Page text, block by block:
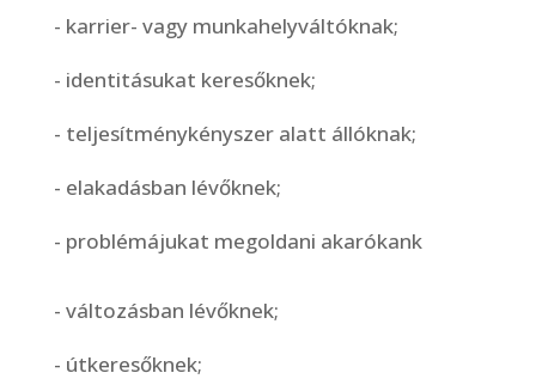
- karrier- vagy munkahelyváltóknak;
- identitásukat keresőknek;
- teljesítménykényszer alatt állóknak;
- elakadásban lévőknek;
- problémájukat megoldani akarókank
- változásban lévőknek;
- útkeresőknek;